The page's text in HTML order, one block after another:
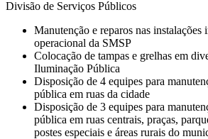
Divisão de Serviços Públicos
Manutenção e reparos nas instalações
operacional da SMSP
Colocação de tampas e grelhas em
Iluminação Pública
Disposição de 4 equipes para
pública em ruas da cidade
Disposição de 3 equipes para
pública em ruas centrais, praças,
postes especiais e áreas rurais do